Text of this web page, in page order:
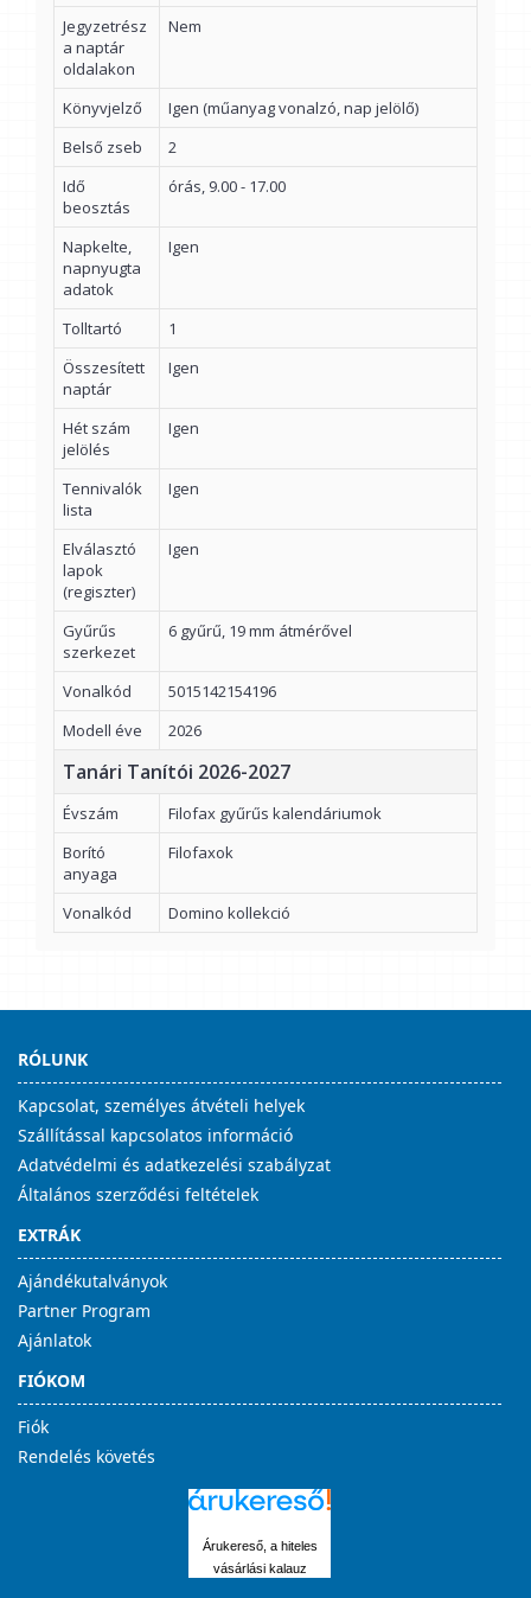
Jegyzetrész
a naptár
oldalakon
Nem
Könyvjelző
Igen (műanyag vonalzó, nap jelölő)
Belső zseb
2
Idő
beosztás
órás, 9.00 - 17.00
Napkelte,
napnyugta
adatok
Igen
Tolltartó
1
Összesített
naptár
Igen
Hét szám
jelölés
Igen
Tennivalók
lista
Igen
Elválasztó
lapok
(regiszter)
Igen
Gyűrűs
szerkezet
6 gyűrű, 19 mm átmérővel
Vonalkód
5015142154196
Modell éve
2026
Tanári Tanítói 2026-2027
Évszám
Filofax gyűrűs kalendáriumok
Borító
anyaga
Filofaxok
Vonalkód Domino kollekció
RÓLUNK
Kapcsolat, személyes átvételi helyek
Szállítással kapcsolatos információ
Adatvédelmi és adatkezelési szabályzat
Általános szerződési feltételek
EXTRÁK
Ajándékutalványok
Partner Program
Ajánlatok
FIÓKOM
Fiók
Rendelés követés
Árukereső, a hiteles
vásárlási kalauz